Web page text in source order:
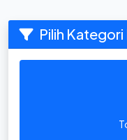
Pilih